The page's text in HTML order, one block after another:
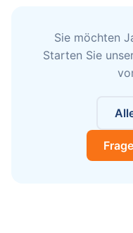
Sie möchten
Starten Sie